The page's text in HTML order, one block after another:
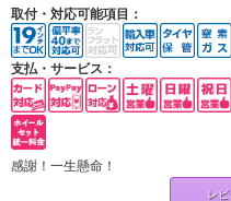
取付・対応可能項目：
支払・サービス：
感謝！一生懸命！
レ